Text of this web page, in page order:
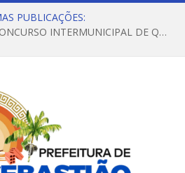
PUBLICAÇÕES:
REGULAMENTO DO X CONCURSO INTERMUNICIPAL DE QUADRILHAS JUNINAS – 2026 – ARRAIÁ DA VENEZA